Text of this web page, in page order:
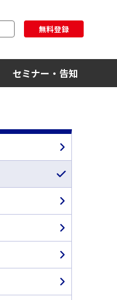
無料登録
セミナー・告知